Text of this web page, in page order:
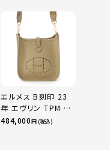
エルメス B刻印 23
年 エヴリン TPM 16
アマゾン トリヨンク
484,000円 (税込)